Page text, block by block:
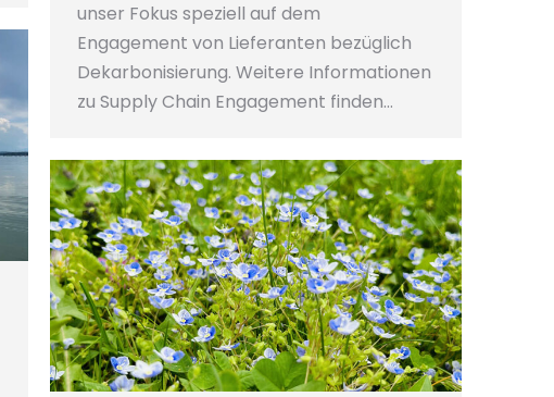
unser Fokus speziell auf dem
Engagement von Lieferanten bezüglich
Dekarbonisierung. Weitere Informationen
zu Supply Chain Engagement finden…